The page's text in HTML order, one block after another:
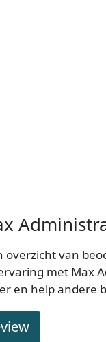
overzicht van
met Max
en help andere